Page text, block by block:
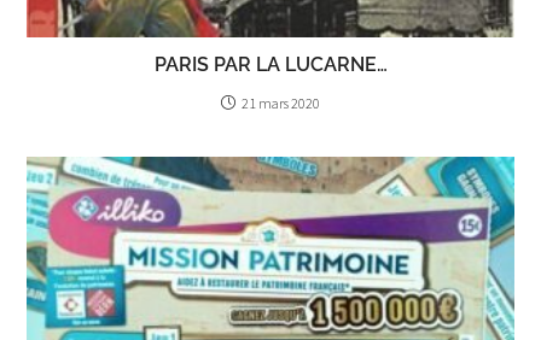
PARIS PAR LA LUCARNE…
21 mars 2020